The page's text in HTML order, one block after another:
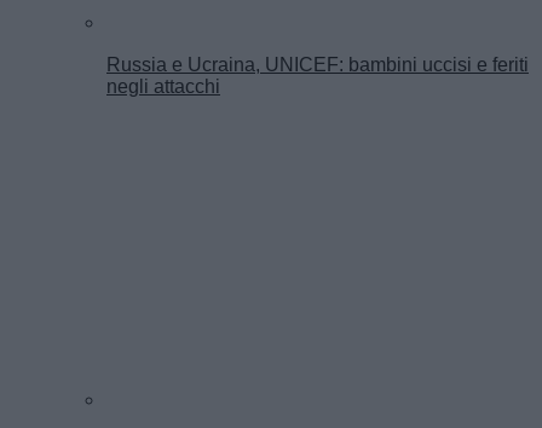
Russia e Ucraina, UNICEF: bambini uccisi e feriti
negli attacchi